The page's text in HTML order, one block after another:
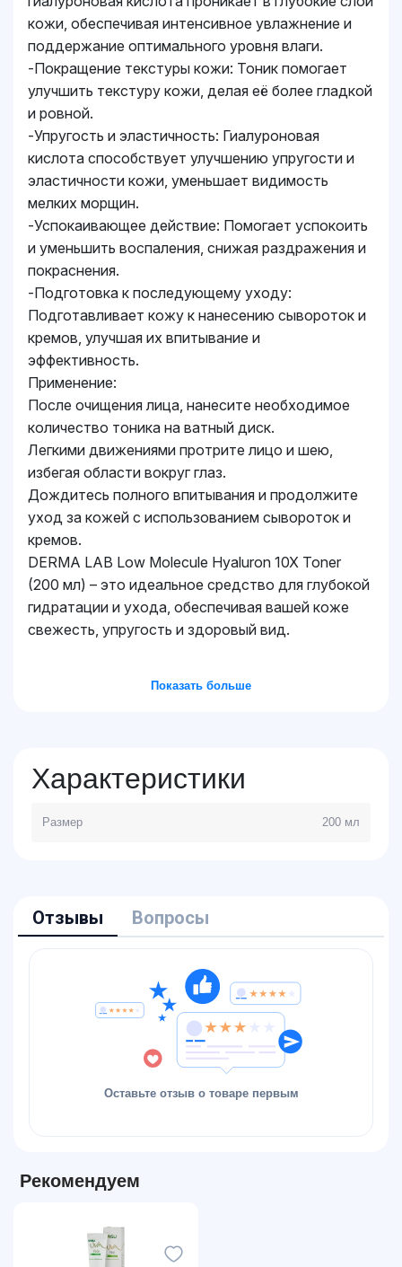
кожи, обеспечивая интенсивное увлажнение и
поддержание оптимального уровня влаги.
-Покращение текстуры кожи: Тоник помогает
улучшить текстуру кожи, делая её более гладкой
и ровной.
-Упругость и эластичность: Гиалуроновая
кислота способствует улучшению упругости и
эластичности кожи, уменьшает видимость
мелких морщин.
-Успокаивающее действие: Помогает успокоить
и уменьшить воспаления, снижая раздражения и
покраснения.
-Подготовка к последующему уходу:
Подготавливает кожу к нанесению сывороток и
кремов, улучшая их впитывание и
эффективность.
Применение:
После очищения лица, нанесите необходимое
количество тоника на ватный диск.
Легкими движениями протрите лицо и шею,
избегая области вокруг глаз.
Дождитесь полного впитывания и продолжите
уход за кожей с использованием сывороток и
кремов.
DERMA LAB Low Molecule Hyaluron 10X Toner
(200 мл) – это идеальное средство для глубокой
гидратации и ухода, обеспечивая вашей коже
свежесть, упругость и здоровый вид.
Показать больше
Характеристики
Размер 200 мл
Отзывы Вопросы
Оставьте отзыв о товаре первым
Рекомендуем